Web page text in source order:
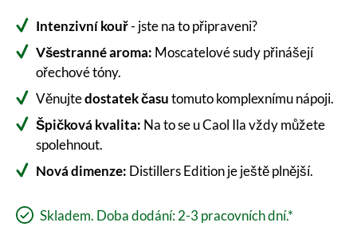
Intenzivní kouř- jste na to připraveni?
Všestranné aroma: Moscatelové sudy přinášejí
ořechové tóny.
Věnujtedostatek časutomuto komplexnímu nápoji.
Špičková kvalita: Na to se u Caol Ila vždy můžete
spolehnout.
Nová dimenze: Distillers Edition je ještě plnější.
Skladem. Doba dodání: 2-3 pracovních dní.*